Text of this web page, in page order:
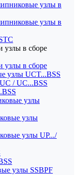
узлы в
узлы в
в сборе
в сборе
узлы UCT...BSS
/ UC...BSS
узлы
узлы
узлы UP.../
узлы SSBPF